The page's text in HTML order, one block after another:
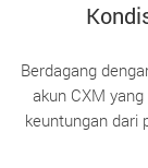
Berdagang
akun CXM
keuntungan dari